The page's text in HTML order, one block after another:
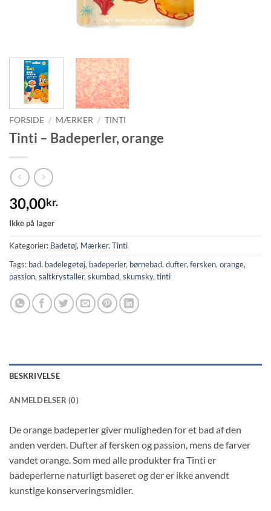
FORSIDE / MÆRKER / TINTI
Tinti – Badeperler, orange
30,00kr.
Ikke på lager
Kategorier: Badetøj, Mærker, Tinti
Tags: bad, badelegetøj, badeperler, børnebad, dufter, fersken, orange,
passion, saltkrystaller, skumbad, skumsky, tinti
BESKRIVELSE
ANMELDELSER (0)
De orange badeperler giver muligheden for et bad af den
anden verden. Dufter af fersken og passion, mens de farver
vandet orange. Som med alle produkter fra Tinti er
badeperlerne naturligt baseret og der er ikke anvendt
kunstige konserveringsmidler.